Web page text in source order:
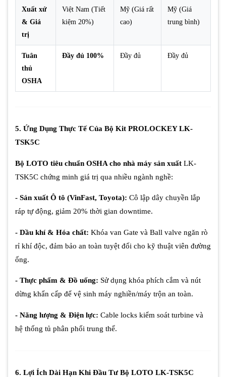
Xuất xứ
& Giá
trị
Việt Nam (Tiết
kiệm 20%)
Mỹ (Giá rất
cao)
Mỹ (Giá
trung bình)
Tuân
thủ
OSHA
Đầy đủ 100% Đầy đủ Đầy đủ
5. Ứng Dụng Thực Tế Của Bộ Kit PROLOCKEY LK-
TSK5C
Bộ LOTO tiêu chuẩn OSHA cho nhà máy sản xuất LK-
TSK5C chứng minh giá trị qua nhiều ngành nghề:
- Sản xuất Ô tô (VinFast, Toyota): Cô lập dây chuyền lắp
ráp tự động, giảm 20% thời gian downtime.
- Dầu khí & Hóa chất: Khóa van Gate và Ball valve ngăn rò
rỉ khí độc, đảm bảo an toàn tuyệt đối cho kỹ thuật viên đường
ống.
- Thực phẩm & Đồ uống: Sử dụng khóa phích cắm và nút
dừng khẩn cấp để vệ sinh máy nghiền/máy trộn an toàn.
- Năng lượng & Điện lực: Cable locks kiểm soát turbine và
hệ thống tủ phân phối trung thế.
6. Lợi Ích Dài Hạn Khi Đầu Tư Bộ LOTO LK-TSK5C